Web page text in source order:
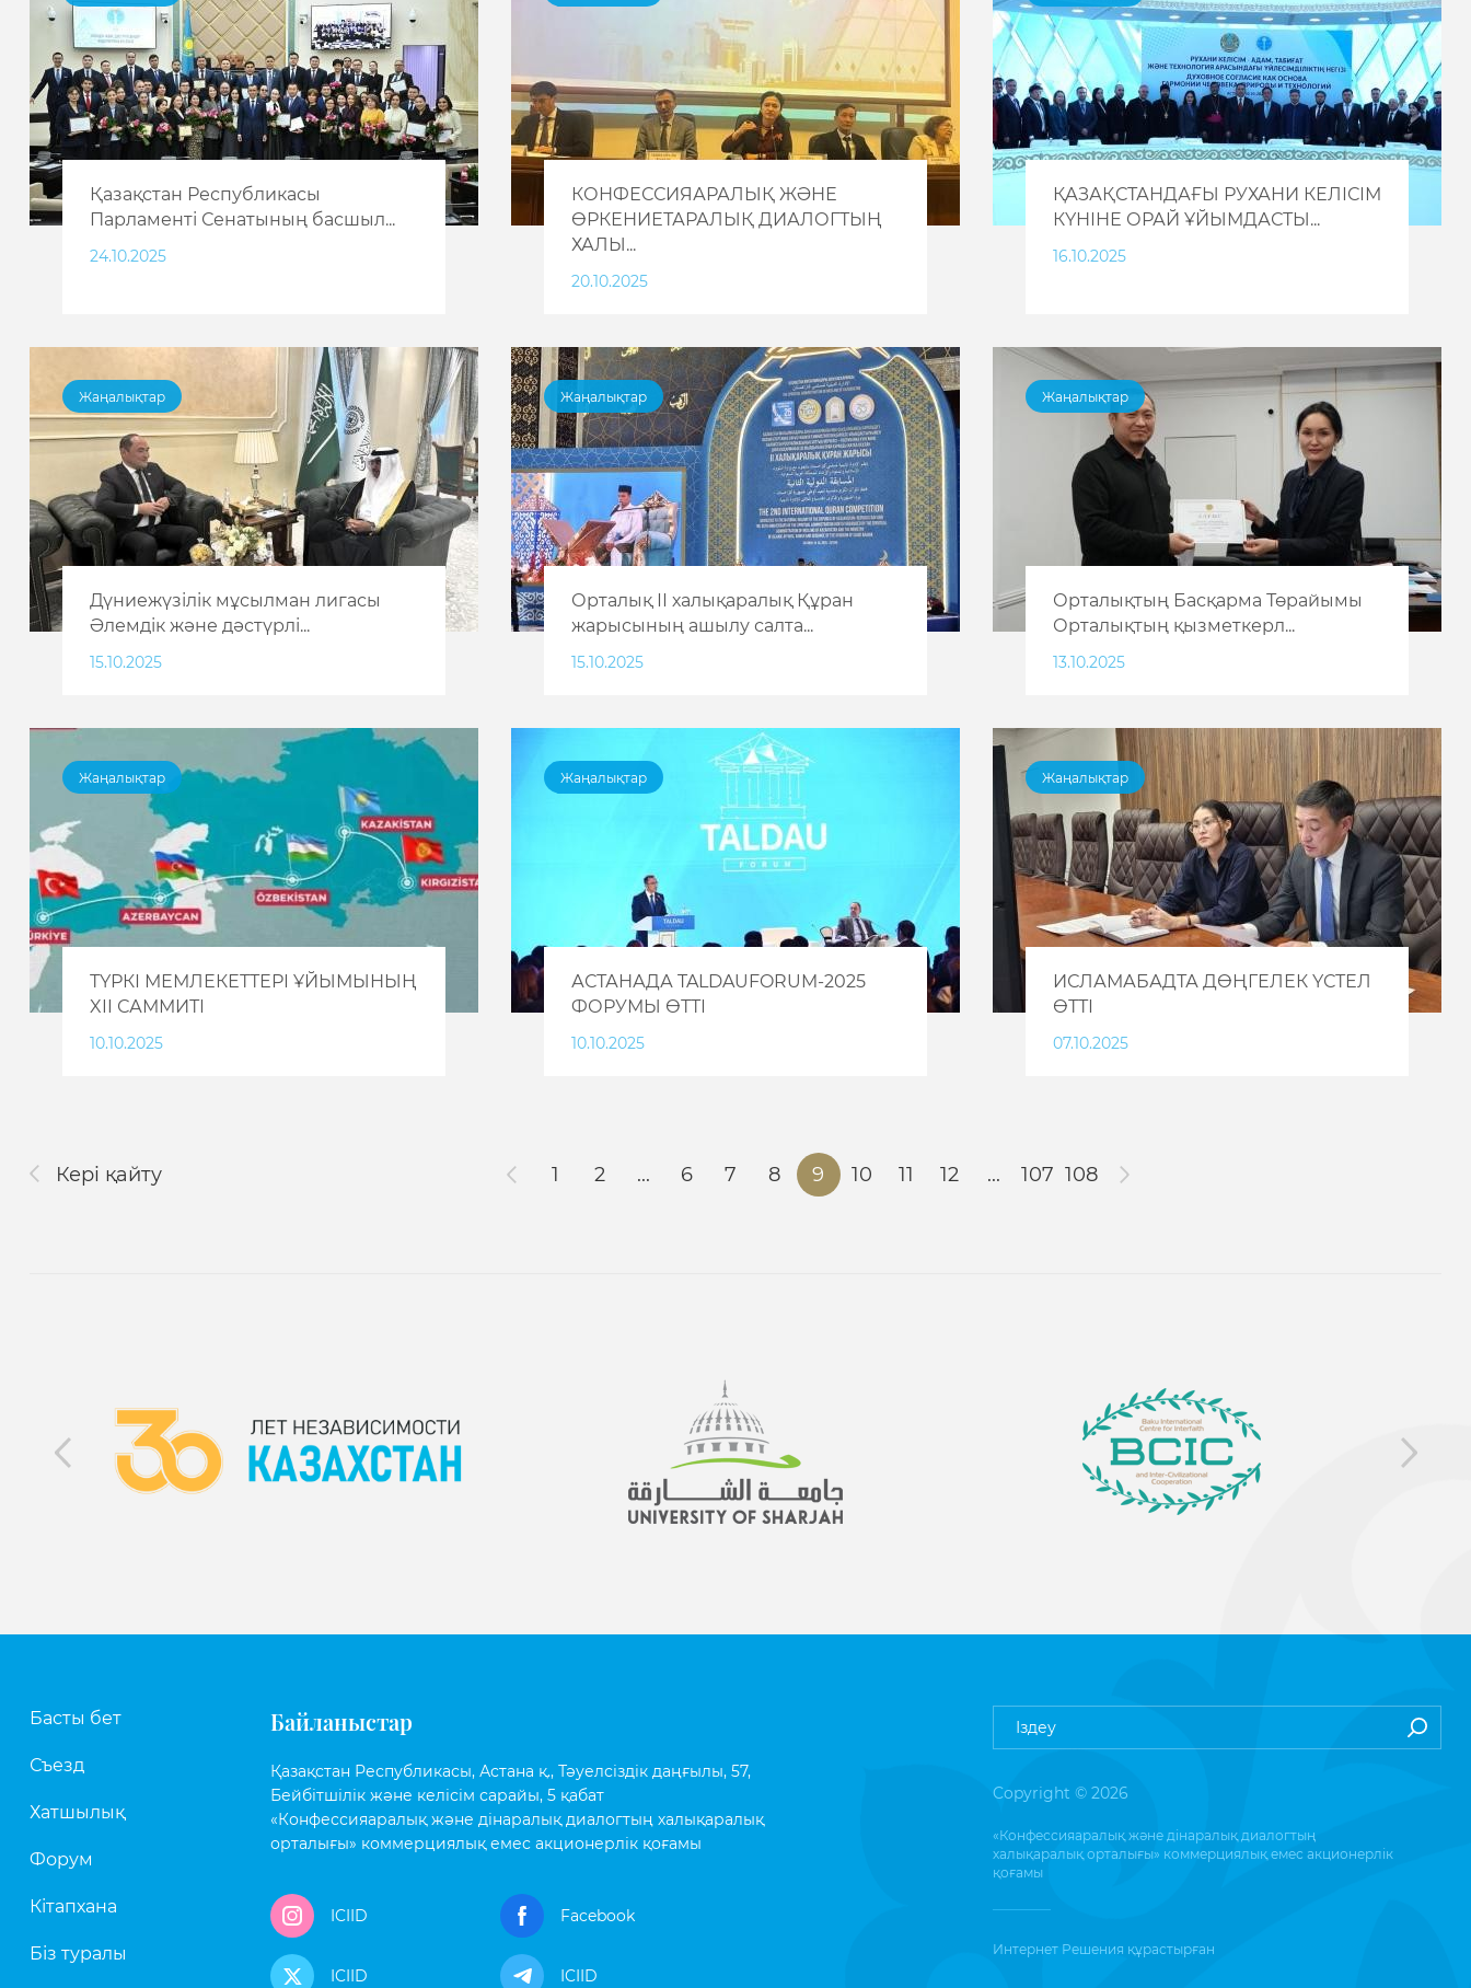
Қазақстан Республикасы
Парламенті Сенатының басшыл...
24.10.2025
КОНФЕССИЯАРАЛЫҚ ЖӘНЕ
ӨРКЕНИЕТАРАЛЫҚ ДИАЛОГТЫҢ
ХАЛЫ...
20.10.2025
ҚАЗАҚСТАНДАҒЫ РУХАНИ КЕЛІСІМ
КҮНІНЕ ОРАЙ ҰЙЫМДАСТЫ...
16.10.2025
Жаңалықтар
Дүниежүзілік мұсылман лигасы
Әлемдік және дәстүрлі...
15.10.2025
Жаңалықтар
Орталық ІІ халықаралық Құран
жарысының ашылу салта...
15.10.2025
Жаңалықтар
Орталықтың Басқарма Төрайымы
Орталықтың қызметкерл...
13.10.2025
Жаңалықтар
ТҮРКІ МЕМЛЕКЕТТЕРІ ҰЙЫМЫНЫҢ
XII САММИТІ
10.10.2025
Жаңалықтар
АСТАНАДА TALDAUFORUM-2025
ФОРУМЫ ӨТТІ
10.10.2025
Жаңалықтар
ИСЛАМАБАДТА ДӨҢГЕЛЕК ҮСТЕЛ
ӨТТІ
07.10.2025
Кері қайту 1 2 ... 6 7 8 9 10 11 12 ... 107 108
Басты бет
Съезд
Хатшылық
Форум
Кітапхана
Біз туралы
Байланыстар
Қазақстан Республикасы, Астана қ., Тәуелсіздік даңғылы, 57,
Бейбітшілік және келісім сарайы, 5 қабат
«Конфессияаралық және дінаралық диалогтың халықаралық
орталығы» коммерциялық емес акционерлік қоғамы
ICIID Facebook
ICIID ICIID
Copyright © 2026
«Конфессияаралық және дінаралық диалогтың
халықаралық орталығы» коммерциялық емес акционерлік
қоғамы
Интернет Решения құрастырған